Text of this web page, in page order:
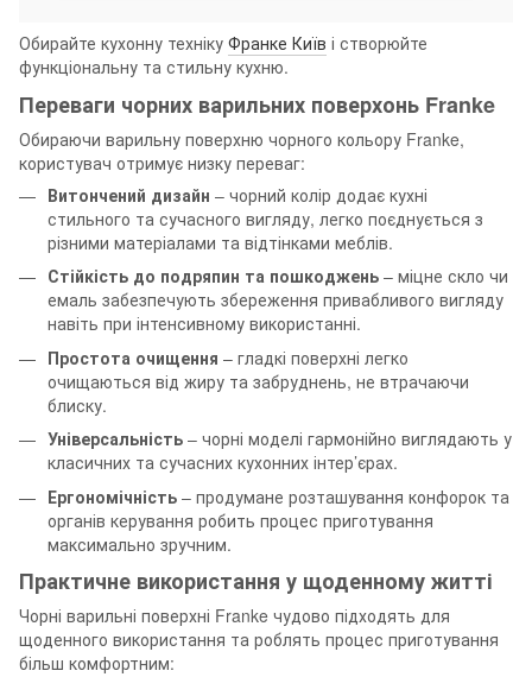
Обирайте кухонну техніку Франке Київ і створюйте
функціональну та стильну кухню.
Переваги чорних варильних поверхонь Franke
Обираючи варильну поверхню чорного кольору Franke,
користувач отримує низку переваг:
Витончений дизайн – чорний колір додає кухні
стильного та сучасного вигляду, легко поєднується з
різними матеріалами та відтінками меблів.
Стійкість до подряпин та пошкоджень – міцне скло чи
емаль забезпечують збереження привабливого вигляду
навіть при інтенсивному використанні.
Простота очищення – гладкі поверхні легко
очищаються від жиру та забруднень, не втрачаючи
блиску.
Універсальність – чорні моделі гармонійно виглядають у
класичних та сучасних кухонних інтер’єрах.
Ергономічність – продумане розташування конфорок та
органів керування робить процес приготування
максимально зручним.
Практичне використання у щоденному житті
Чорні варильні поверхні Franke чудово підходять для
щоденного використання та роблять процес приготування
більш комфортним: